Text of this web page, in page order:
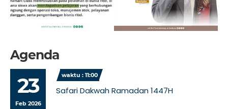
Agenda
23
Feb 2026
waktu : 11:00
Safari Dakwah Ramadan 1447H